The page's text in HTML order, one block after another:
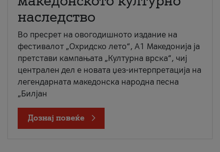
наследство
Во пресрет на овогодишното издание на
фестивалот „Охридско лето“, А1 Македонија ја
претстави кампањата „Културна врска“, чиј
централен дел е новата џез-интерпретација на
легендарната македонска народна песна
„Билјан
Дознај повеќе